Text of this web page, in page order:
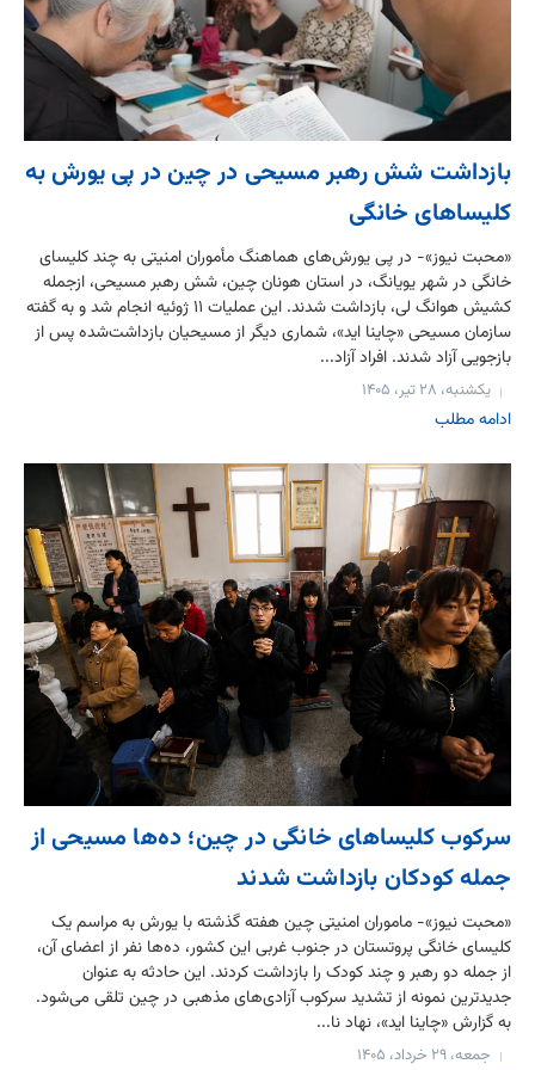
بازداشت شش رهبر مسیحی در چین در پی یورش به
کلیساهای خانگی
«محبت نیوز»- در پی یورش‌های هماهنگ مأموران امنیتی به چند کلیسای
خانگی در شهر یویانگ، در استان هونان چین، شش رهبر مسیحی، ازجمله
کشیش هوانگ لی، بازداشت شدند. این عملیات ۱۱ ژوئیه انجام شد و به گفته
سازمان مسیحی «چاینا اید»، شماری دیگر از مسیحیان بازداشت‌شده پس از
بازجویی آزاد شدند. افراد آزاد...
یکشنبه، ۲۸ تیر، ۱۴۰۵
ادامه مطلب
سرکوب کلیساهای خانگی در چین؛ ده‌ها مسیحی از
جمله کودکان بازداشت شدند
«محبت نیوز»- ماموران امنیتی چین هفته گذشته با یورش به مراسم یک
کلیسای خانگی پروتستان در جنوب غربی این کشور، ده‌ها نفر از اعضای آن،
از جمله دو رهبر و چند کودک را بازداشت کردند. این حادثه به عنوان
جدیدترین نمونه از تشدید سرکوب آزادی‌های مذهبی در چین تلقی می‌شود.
به گزارش «چاینا اید»، نهاد نا...
جمعه، ۲۹ خرداد، ۱۴۰۵